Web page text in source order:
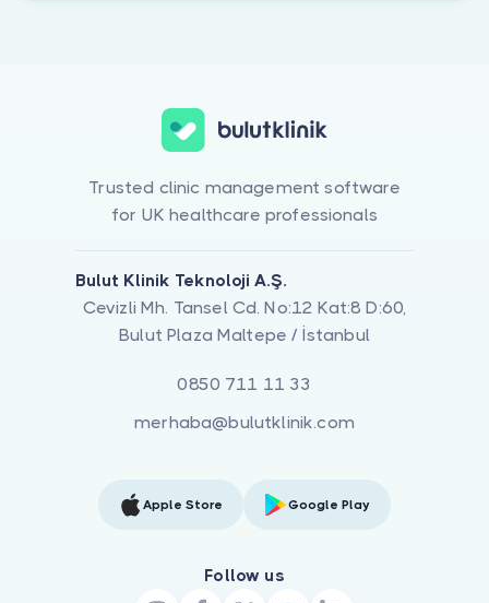
Trusted clinic management software
for UK healthcare professionals
Bulut Klinik Teknoloji A.Ş.
Cevizli Mh. Tansel Cd. No:12 Kat:8 D:60,
Bulut Plaza Maltepe / İstanbul
0850 711 11 33
merhaba@bulutklinik.com
Apple Store Google Play
Follow us